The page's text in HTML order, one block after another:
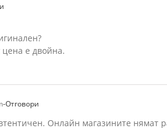
е двойна.
-Отговори
Онлайн магазините